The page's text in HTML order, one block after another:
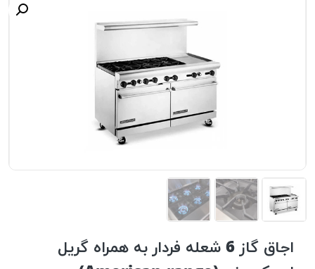
اجاق گاز 6 شعله فردار به همراه گريل